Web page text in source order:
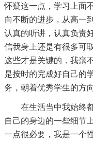
怀疑这一点，学习上面
向不断的进步，从高一
认真的听讲，认真负责
信我身上还是有很多可
这些才是关键的，我毫
是按时的完成好自己的
务，朝着优秀学生的方
在生活当中我始终
自己的身边的一些细节
一点很必要，我是一个